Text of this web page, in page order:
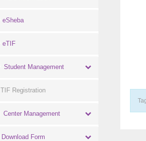
eSheba
eTIF
Student Management
TIF Registration
Center Management
Download Form